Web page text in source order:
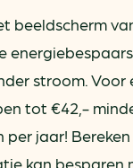
beeldscherm
stroom. Voor
tot €42,-
per jaar!
kan besparen